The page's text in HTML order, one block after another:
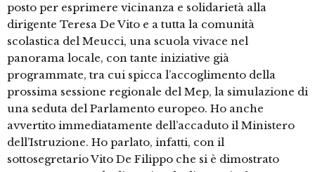
posto per esprimere vicinanza e solidarietà alla
dirigente Teresa De Vito e a tutta la comunità
scolastica del Meucci, una scuola vivace nel
panorama locale, con tante iniziative già
programmate, tra cui spicca l’accoglimento della
prossima sessione regionale del Mep, la simulazione di
una seduta del Parlamento europeo. Ho anche
avvertito immediatamente dell’accaduto il Ministero
dell’Istruzione. Ho parlato, infatti, con il
sottosegretario Vito De Filippo che si è dimostrato